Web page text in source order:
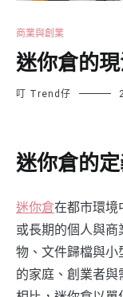
商業與創業
迷你倉的
叮 Trend仔
迷你倉的
迷你倉在都市環境
或長期的個人與
物、文件歸檔與小
的家庭、創業者